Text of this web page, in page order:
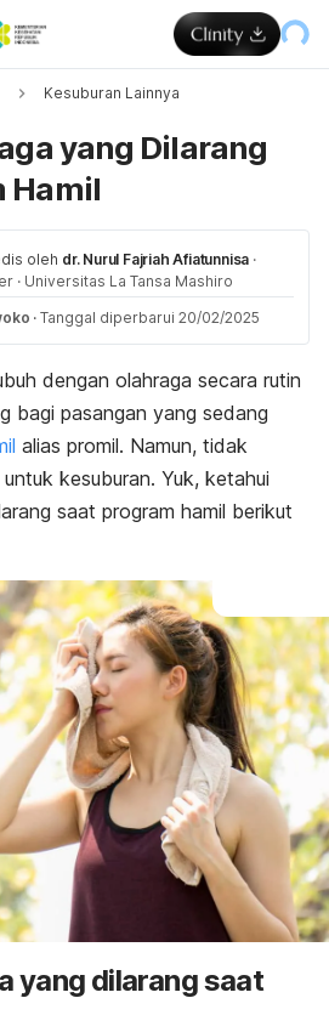
Kesuburan Lainnya
yang Dilarang
Hamil
oleh dr. Nurul Fajriah Afiatunnisa ·
· Universitas La Tansa Mashiro
· Tanggal diperbarui 20/02/2025
dengan olahraga secara rutin
bagi pasangan yang sedang
alias promil. Namun, tidak
kesuburan. Yuk, ketahui
saat program hamil berikut
yang dilarang saat